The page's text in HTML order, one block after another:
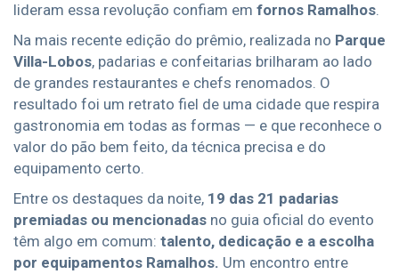
lideram essa revolução confiam em fornos Ramalhos.
Na mais recente edição do prêmio, realizada no Parque
Villa-Lobos, padarias e confeitarias brilharam ao lado
de grandes restaurantes e chefs renomados. O
resultado foi um retrato fiel de uma cidade que respira
gastronomia em todas as formas — e que reconhece o
valor do pão bem feito, da técnica precisa e do
equipamento certo.
Entre os destaques da noite, 19 das 21 padarias
premiadas ou mencionadas no guia oficial do evento
têm algo em comum: talento, dedicação e a escolha
por equipamentos Ramalhos. Um encontro entre